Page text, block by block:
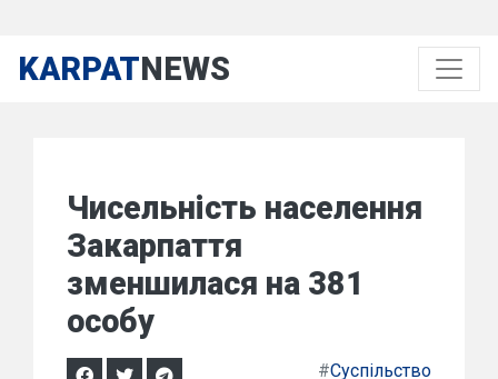
KARPATNEWS
Чисельність населення
Закарпаття
зменшилася на 381
особу
#Суспільство